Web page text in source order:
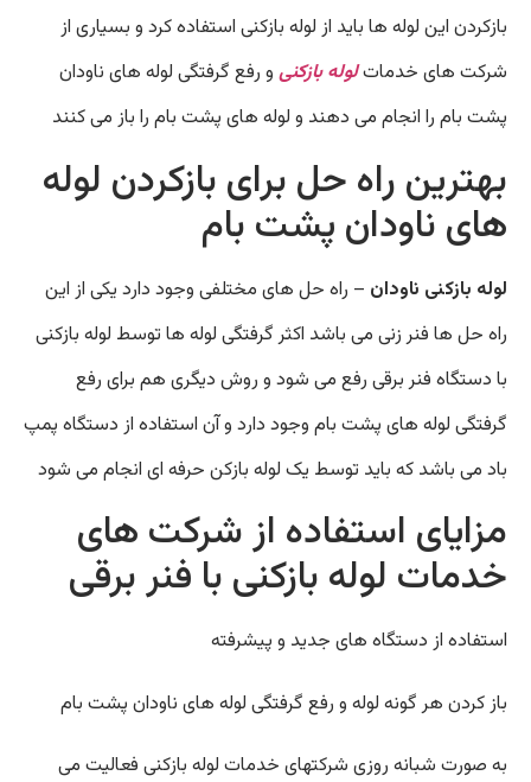
بازکردن این لوله ها باید از لوله بازکنی استفاده کرد و بسیاری از
شرکت های خدماتلوله بازکنی و رفع گرفتگی لوله های ناودان
پشت بام را انجام می دهند و لوله های پشت بام را باز می کنند
بهترین راه حل برای بازکردن لوله
های ناودان پشت بام
لوله بازکنی ناودان – راه حل های مختلفی وجود دارد یکی از این
راه حل ها فنر زنی می باشد اکثر گرفتگی لوله ها توسط لوله بازکنی
با دستگاه فنر برقی رفع می شود و روش دیگری هم برای رفع
گرفتگی لوله های پشت بام وجود دارد و آن استفاده از دستگاه پمپ
باد می باشد که باید توسط یک لوله بازکن حرفه ای انجام می شود
مزایای استفاده از شرکت های
خدمات لوله بازکنی با فنر برقی
استفاده از دستگاه های جدید و پیشرفته
باز کردن هر گونه لوله و رفع گرفتگی لوله های ناودان پشت بام
به صورت شبانه روزی شرکتهای خدمات لوله بازکنی فعالیت می